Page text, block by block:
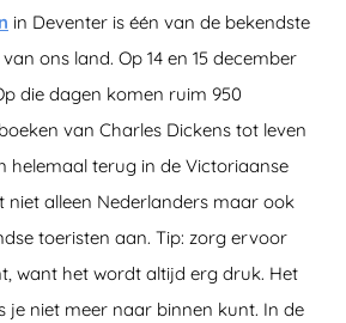
in Deventer is één van de bekendste
ons land. Op 14 en 15 december
die dagen komen ruim 950
van Charles Dickens tot leven
helemaal terug in de Victoriaanse
niet alleen Nederlanders maar ook
toeristen aan. Tip: zorg ervoor
want het wordt altijd erg druk. Het
je niet meer naar binnen kunt. In de